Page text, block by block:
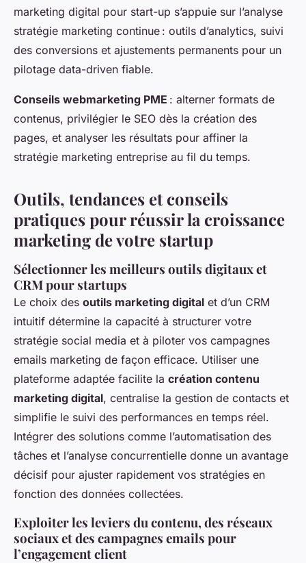
marketing digital pour start-up s’appuie sur l’analyse
stratégie marketing continue : outils d’analytics, suivi
des conversions et ajustements permanents pour un
pilotage data-driven fiable.
Conseils webmarketing PME : alterner formats de
contenus, privilégier le SEO dès la création des
pages, et analyser les résultats pour affiner la
stratégie marketing entreprise au fil du temps.
Outils, tendances et conseils
pratiques pour réussir la croissance
marketing de votre startup
Sélectionner les meilleurs outils digitaux et
CRM pour startups
Le choix des outils marketing digital et d’un CRM
intuitif détermine la capacité à structurer votre
stratégie social media et à piloter vos campagnes
emails marketing de façon efficace. Utiliser une
plateforme adaptée facilite la création contenu
marketing digital, centralise la gestion de contacts et
simplifie le suivi des performances en temps réel.
Intégrer des solutions comme l’automatisation des
tâches et l’analyse concurrentielle donne un avantage
décisif pour ajuster rapidement vos stratégies en
fonction des données collectées.
Exploiter les leviers du contenu, des réseaux
sociaux et des campagnes emails pour
l’engagement client